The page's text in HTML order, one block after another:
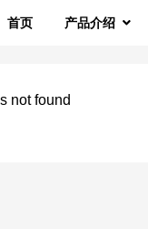
首页 产品介绍
not found